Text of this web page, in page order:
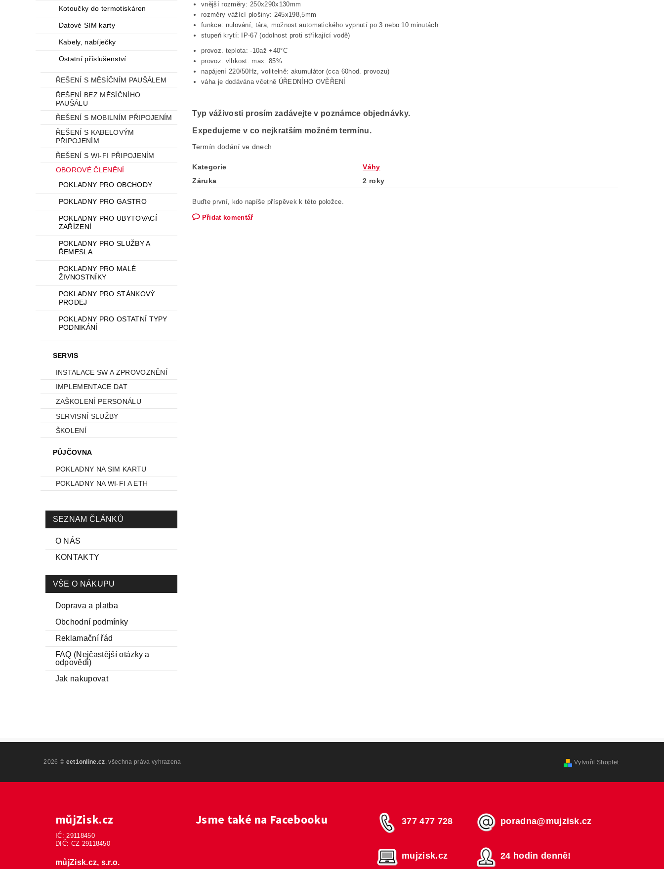
Kotoučky do termotiskáren
Datové SIM karty
Kabely, nabíječky
Ostatní příslušenství
ŘEŠENÍ S MĚSÍČNÍM PAUŠÁLEM
ŘEŠENÍ BEZ MĚSÍČNÍHO
PAUŠÁLU
ŘEŠENÍ S MOBILNÍM PŘIPOJENÍM
ŘEŠENÍ S KABELOVÝM
PŘIPOJENÍM
ŘEŠENÍ S WI-FI PŘIPOJENÍM
OBOROVÉ ČLENĚNÍ
POKLADNY PRO OBCHODY
POKLADNY PRO GASTRO
POKLADNY PRO UBYTOVACÍ
ZAŘÍZENÍ
POKLADNY PRO SLUŽBY A
ŘEMESLA
POKLADNY PRO MALÉ
ŽIVNOSTNÍKY
POKLADNY PRO STÁNKOVÝ
PRODEJ
POKLADNY PRO OSTATNÍ TYPY
PODNIKÁNÍ
SERVIS
INSTALACE SW A ZPROVOZNĚNÍ
IMPLEMENTACE DAT
ZAŠKOLENÍ PERSONÁLU
SERVISNÍ SLUŽBY
ŠKOLENÍ
PŮJČOVNA
POKLADNY NA SIM KARTU
POKLADNY NA WI-FI A ETH
SEZNAM ČLÁNKŮ
O NÁS
KONTAKTY
VŠE O NÁKUPU
Doprava a platba
Obchodní podmínky
Reklamační řád
FAQ (Nejčastější otázky a
odpovědi)
Jak nakupovat
vnější rozměry: 250x290x130mm
rozměry vážící plošiny: 245x198,5mm
funkce: nulování, tára, možnost automatického vypnutí po 3 nebo 10 minutách
stupeň krytí: IP-67 (odolnost proti stříkající vodě)
provoz. teplota: -10až +40°C
provoz. vlhkost: max. 85%
napájení 220/50Hz, volitelně: akumulátor (cca 60hod. provozu)
váha je dodávána včetně ÚŘEDNÍHO OVĚŘENÍ
Typ váživosti prosím zadávejte v poznámce objednávky.
Expedujeme v co nejkratším možném termínu.
Termín dodání ve dnech
Kategorie
Váhy
Záruka
2 roky
Buďte první, kdo napíše příspěvek k této položce.
Přidat komentář
2026 © eet1online.cz, všechna práva vyhrazena Vytvořil Shoptet
můjZisk.cz
IČ: 29118450
DIČ: CZ 29118450
můjZisk.cz, s.r.o.
Jsme také na Facebooku 377 477 728 poradna@mujzisk.cz
mujzisk.cz 24 hodin denně!